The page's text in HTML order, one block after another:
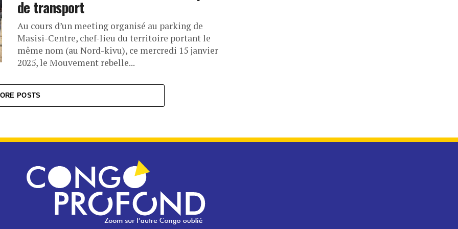
de transport
Au cours d’un meeting organisé au parking de
Masisi-Centre, chef-lieu du territoire portant le
même nom (au Nord-kivu), ce mercredi 15 janvier
2025, le Mouvement rebelle...
POSTS